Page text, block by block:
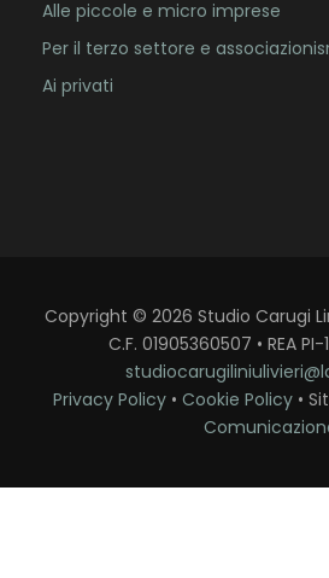
Alle piccole e micro imprese
Per il terzo settore e
Ai privati
Copyright © 2026 Studio Carugi
C.F. 01905360507 • REA
Privacy Policy • Cookie Policy •